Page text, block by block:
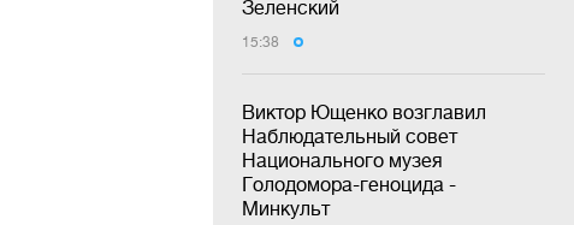
Зеленский
15:38
Виктор Ющенко возглавил
Наблюдательный совет
Национального музея
Голодомора-геноцида -
Минкульт